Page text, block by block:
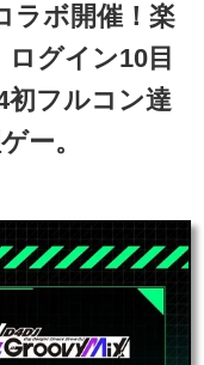
ラボ開催！楽
グイン10目
初フルコン達
ー。